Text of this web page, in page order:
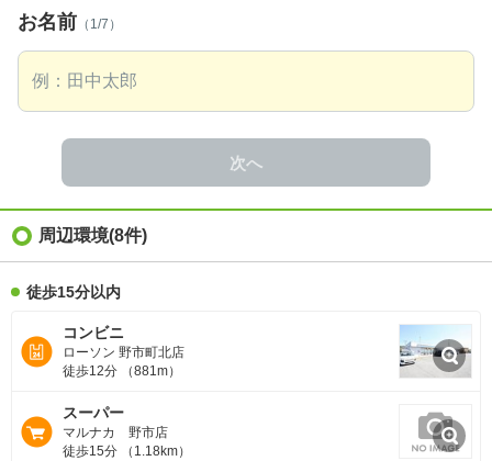
お名前 （1/7）
次へ
周辺環境(8件)
徒歩15分以内
コンビニ
ローソン 野市町北店
徒歩12分 （881m）
スーパー
マルナカ 野市店
徒歩15分 （1.18km）